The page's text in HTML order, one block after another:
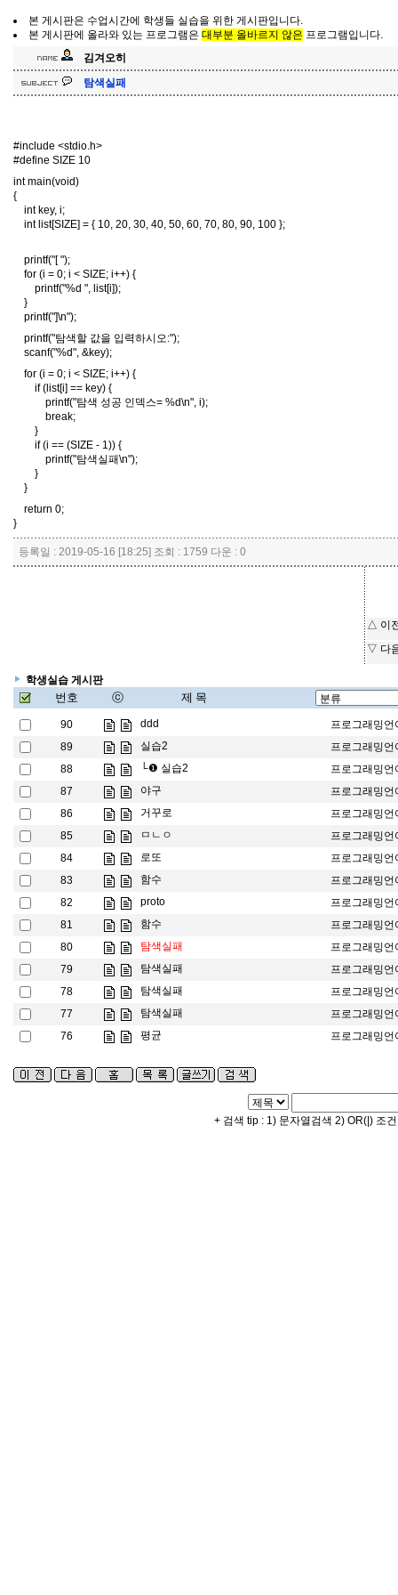
본 게시판은 수업시간에 학생들 실습을 위한 게시판입니다.
본 게시판에 올라와 있는 프로그램은 대부분 올바르지 않은 프로그램입니다.
김겨오히
탐색실패
#include <stdio.h>
#define SIZE 10
int main(void)
{
int key, i;
int list[SIZE] = { 10, 20, 30, 40, 50, 60, 70, 80, 90, 100 };
printf("[ ");
for (i = 0; i < SIZE; i++) {
printf("%d ", list[i]);
}
printf("]\n");
printf("탐색할 값을 입력하시오:");
scanf("%d", &key);
for (i = 0; i < SIZE; i++) {
if (list[i] == key) {
printf("탐색 성공 인덱스= %d\n", i);
break;
}
if (i == (SIZE - 1)) {
printf("탐색실패\n");
}
}
return 0;
}
등록일 : 2019-05-16 [18:25] 조회 : 1759 다운 : 0
△ 이
▽ 다
학생실습 게시판
번호 ⓒ 제 목
90 ddd
프로그래밍언
89
실습2
프로그래밍언
88
└❶ 실습2
프로그래밍언
87
야구
프로그래밍언
86
거꾸로
프로그래밍언
85
ㅁㄴㅇ
프로그래밍언
84
로또
프로그래밍언
83
함수
프로그래밍언
82
proto
프로그래밍언
81
함수
프로그래밍언
80
탐색실패
프로그래밍언
79
탐색실패
프로그래밍언
78
탐색실패
프로그래밍언
77
탐색실패
프로그래밍언
76
평균 프로그래밍언
+ 검색 tip : 1) 문자열검색 2) OR(|) 조